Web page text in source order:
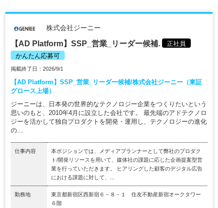
株式会社ジーニー
【AD Platform】SSP_営業_リーダー候補.
正社員
かんたん応募可
掲載終了日：2026/9/1
【AD Platform】SSP_営業_リーダー候補/株式会社ジーニー（東証
グロース上場）
ジーニーは、日本発の世界的なテクノロジー企業をつくりたいという
思いのもと、2010年4月に設立した会社です。 最先端のアドテクノロ
ジーを活かして独自プロダクトを開発・運用し、テクノロジーの進化
の...
仕事内容
本ポジションでは、メディアプランナーとして弊社のプロダク
ト/開発リソースを用いて、媒体社の課題に応じた企画提案型営
業を行っていただきます。 ヒアリングした顧客のデジタル広告
における課題に対して、...
勤務地
東京都新宿区西新宿６－８－１ 住友不動産新宿オークタワー
６階